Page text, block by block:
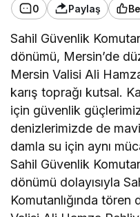
0 Paylaş
Sahil Güvenlik
dönümü, Mersin’de
Mersin Valisi Ali
karış toprağı kutsal.
için güvenlik
denizlerimizde de
damla su için aynı
Sahil Güvenlik
dönümü dolayısıyla
Komutanlığında